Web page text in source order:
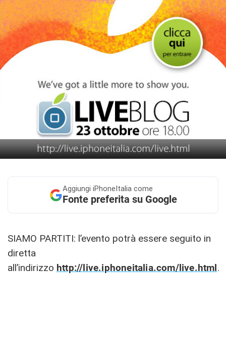
Aggiungi iPhoneItalia come
Fonte preferita su Google
SIAMO PARTITI: l’evento potrà essere seguito in
diretta
all’indirizzo http://live.iphoneitalia.com/live.html.